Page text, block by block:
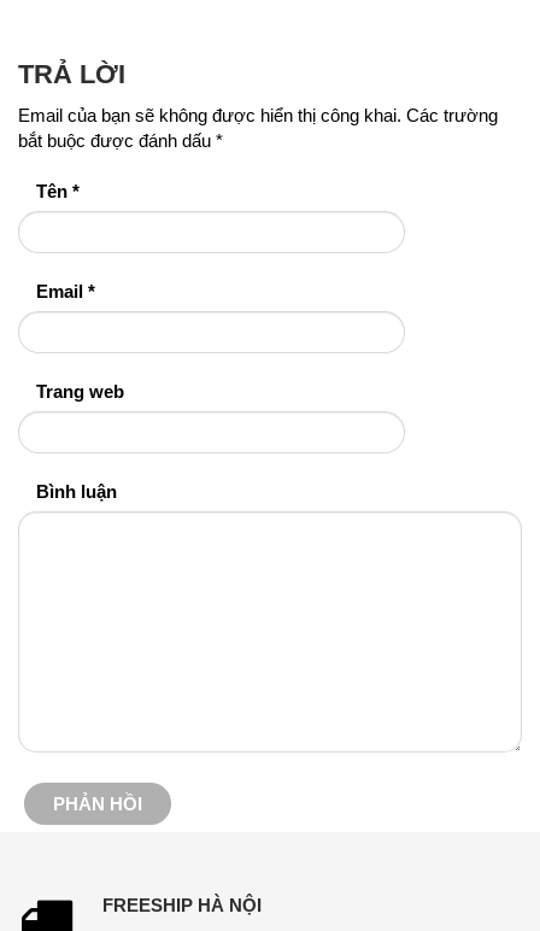
TRẢ LỜI
Email của bạn sẽ không được hiển thị công khai. Các trường
bắt buộc được đánh dấu *
Tên *
Email *
Trang web
Bình luận
FREESHIP HÀ NỘI